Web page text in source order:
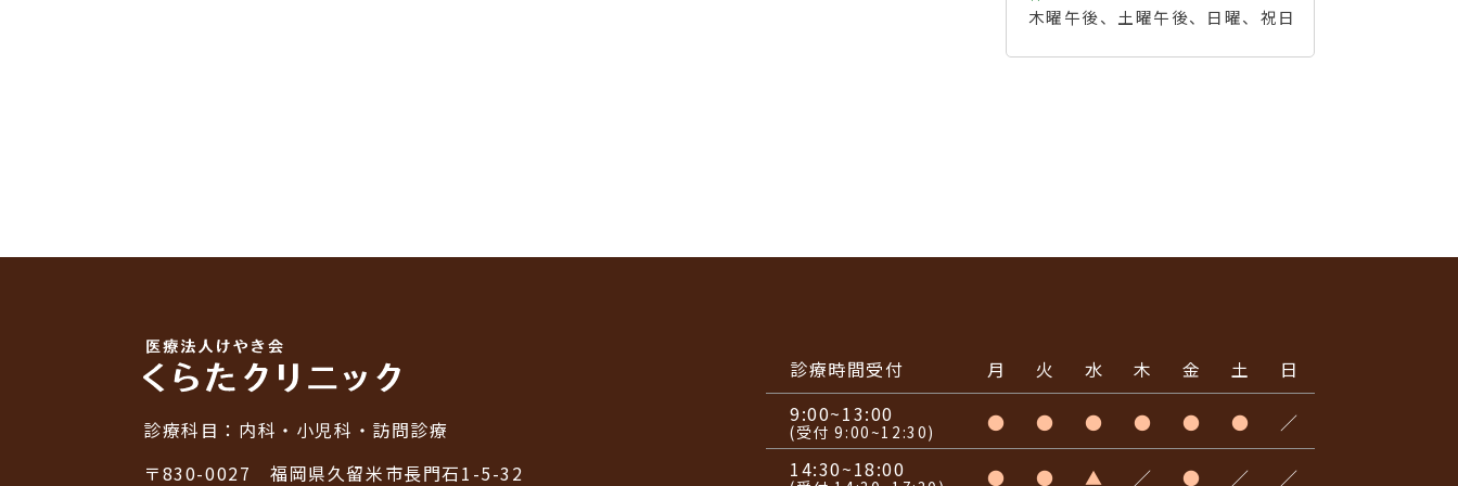
木曜午後、土曜午後、日曜、祝日
診療科目： 内科・小児科・訪問診療
〒830-0027 福岡県久留米市長門石1-5-32
診療時間受付 月 火 水 木 金 土
日
9:00~13:00
(受付 9:00~12:30) ● ● ● ● ● ●
／
14:30~18:00
● ● ▲ ／ ● ／ ／